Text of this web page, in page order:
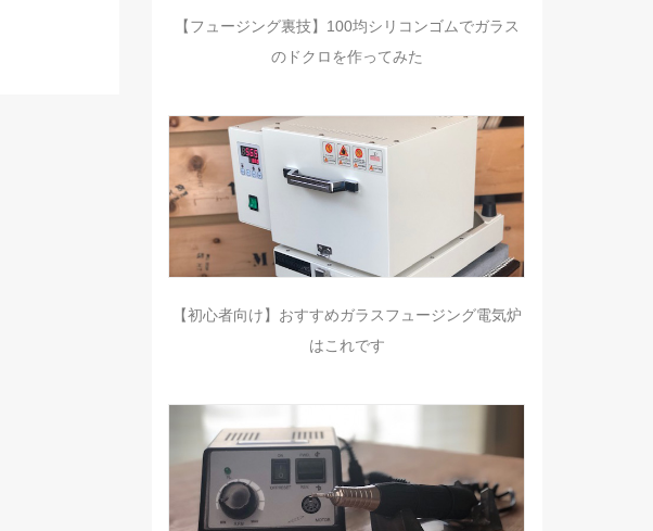
【フュージング裏技】100均シリコンゴムでガラス
のドクロを作ってみた
【初心者向け】おすすめガラスフュージング電気炉
はこれです